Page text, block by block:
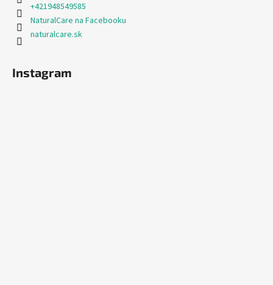
+421948549585
NaturalCare na Facebooku
naturalcare.sk
Instagram